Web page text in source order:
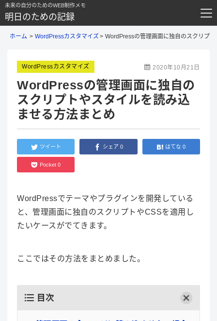
未来の自分のためのWEB制作メモ
明日のための記録
ホーム WordPressカスタマイズ WordPressの管理画面に独自のスクリプ
WordPressの管理画面に独自の
スクリプトやスタイルを読み込
ませる方法まとめ
WordPressカスタマイズ 2020年10月21日
ツイート シェア 0 はてな 0
Pocket 0
WordPressでテーマやプラグインを開発している
と、管理画面に独自のスクリプトやCSSを適用し
たいケースがでてきます。
ここではその方法をまとめました。
目次